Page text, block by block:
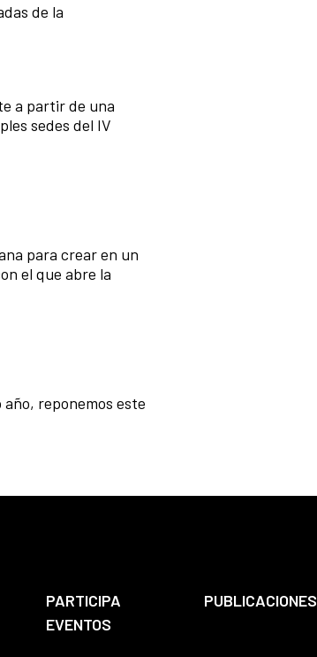
de la
a partir de una
sedes del IV
para crear en un
el que abre la
reponemos este
PARTICIPA
PUBLICACIONES
EVENTOS